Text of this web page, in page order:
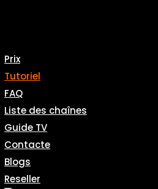
Prix
Tutoriel
FAQ
Liste des chaînes
Guide TV
Contacte
Blogs
Reseller